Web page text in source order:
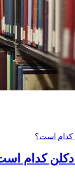
کدام